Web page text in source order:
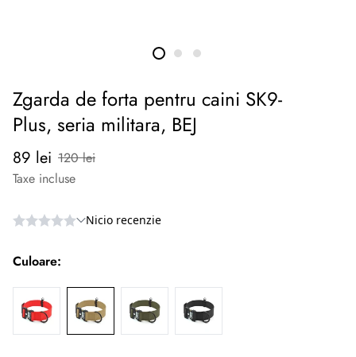
Zgarda de forta pentru caini SK9-
Plus, seria militara, BEJ
Preț
redus
89 lei
Preț
normal
120 lei
Taxe incluse
Culoare: